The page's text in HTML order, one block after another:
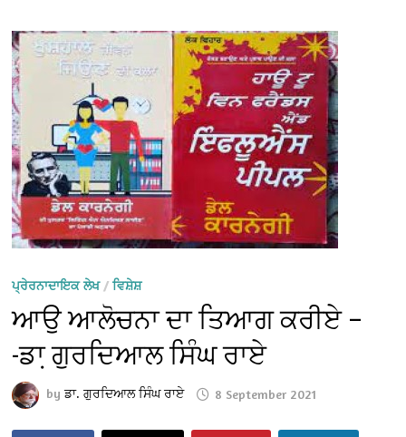
ਪ੍ਰੇਰਨਾਦਾਇਕ ਲੇਖ/ਵਿਸ਼ੇਸ਼
ਆਉ ਆਲੋਚਨਾ ਦਾ ਤਿਆਗ ਕਰੀਏ –
-ਡਾ਼ ਗੁਰਦਿਆਲ ਸਿੰਘ ਰਾਏ
byਡਾ. ਗੁਰਦਿਆਲ ਸਿੰਘ ਰਾਏ 8 September 2021